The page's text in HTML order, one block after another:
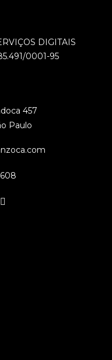
DIGITAIS
0001-95
457
Paulo